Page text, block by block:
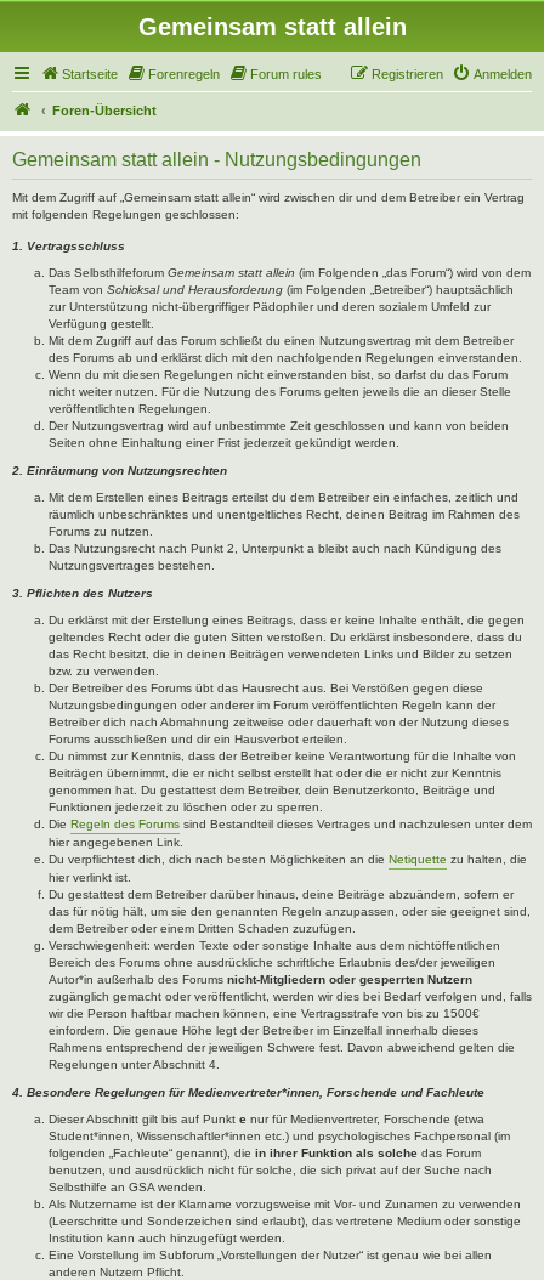
Gemeinsam statt allein
Startseite Forenregeln Forum rules Anmelden
Registrieren
Foren-Übersicht
Gemeinsam statt allein - Nutzungsbedingungen
Mit dem Zugriff auf „Gemeinsam statt allein“ wird zwischen dir und dem Betreiber ein Vertrag
mit folgenden Regelungen geschlossen:
1. Vertragsschluss
Das Selbsthilfeforum Gemeinsam statt allein (im Folgenden „das Forum“) wird von dem
Team von Schicksal und Herausforderung (im Folgenden „Betreiber“) hauptsächlich
zur Unterstützung nicht-übergriffiger Pädophiler und deren sozialem Umfeld zur
Verfügung gestellt.
Mit dem Zugriff auf das Forum schließt du einen Nutzungsvertrag mit dem Betreiber
des Forums ab und erklärst dich mit den nachfolgenden Regelungen einverstanden.
Wenn du mit diesen Regelungen nicht einverstanden bist, so darfst du das Forum
nicht weiter nutzen. Für die Nutzung des Forums gelten jeweils die an dieser Stelle
veröffentlichten Regelungen.
Der Nutzungsvertrag wird auf unbestimmte Zeit geschlossen und kann von beiden
Seiten ohne Einhaltung einer Frist jederzeit gekündigt werden.
2. Einräumung von Nutzungsrechten
Mit dem Erstellen eines Beitrags erteilst du dem Betreiber ein einfaches, zeitlich und
räumlich unbeschränktes und unentgeltliches Recht, deinen Beitrag im Rahmen des
Forums zu nutzen.
Das Nutzungsrecht nach Punkt 2, Unterpunkt a bleibt auch nach Kündigung des
Nutzungsvertrages bestehen.
3. Pflichten des Nutzers
Du erklärst mit der Erstellung eines Beitrags, dass er keine Inhalte enthält, die gegen
geltendes Recht oder die guten Sitten verstoßen. Du erklärst insbesondere, dass du
das Recht besitzt, die in deinen Beiträgen verwendeten Links und Bilder zu setzen
bzw. zu verwenden.
Der Betreiber des Forums übt das Hausrecht aus. Bei Verstößen gegen diese
Nutzungsbedingungen oder anderer im Forum veröffentlichten Regeln kann der
Betreiber dich nach Abmahnung zeitweise oder dauerhaft von der Nutzung dieses
Forums ausschließen und dir ein Hausverbot erteilen.
Du nimmst zur Kenntnis, dass der Betreiber keine Verantwortung für die Inhalte von
Beiträgen übernimmt, die er nicht selbst erstellt hat oder die er nicht zur Kenntnis
genommen hat. Du gestattest dem Betreiber, dein Benutzerkonto, Beiträge und
Funktionen jederzeit zu löschen oder zu sperren.
Die Regeln des Forums sind Bestandteil dieses Vertrages und nachzulesen unter dem
hier angegebenen Link.
Du verpflichtest dich, dich nach besten Möglichkeiten an die Netiquette zu halten, die
hier verlinkt ist.
Du gestattest dem Betreiber darüber hinaus, deine Beiträge abzuändern, sofern er
das für nötig hält, um sie den genannten Regeln anzupassen, oder sie geeignet sind,
dem Betreiber oder einem Dritten Schaden zuzufügen.
Verschwiegenheit: werden Texte oder sonstige Inhalte aus dem nichtöffentlichen
Bereich des Forums ohne ausdrückliche schriftliche Erlaubnis des/der jeweiligen
Autor*in außerhalb des Forums nicht-Mitgliedern oder gesperrten Nutzern
zugänglich gemacht oder veröffentlicht, werden wir dies bei Bedarf verfolgen und, falls
wir die Person haftbar machen können, eine Vertragsstrafe von bis zu 1500€
einfordern. Die genaue Höhe legt der Betreiber im Einzelfall innerhalb dieses
Rahmens entsprechend der jeweiligen Schwere fest. Davon abweichend gelten die
Regelungen unter Abschnitt 4.
4. Besondere Regelungen für Medienvertreter*innen, Forschende und Fachleute
Dieser Abschnitt gilt bis auf Punkt e nur für Medienvertreter, Forschende (etwa
Student*innen, Wissenschaftler*innen etc.) und psychologisches Fachpersonal (im
folgenden „Fachleute“ genannt), die in ihrer Funktion als solche das Forum
benutzen, und ausdrücklich nicht für solche, die sich privat auf der Suche nach
Selbsthilfe an GSA wenden.
Als Nutzername ist der Klarname vorzugsweise mit Vor- und Zunamen zu verwenden
(Leerschritte und Sonderzeichen sind erlaubt), das vertretene Medium oder sonstige
Institution kann auch hinzugefügt werden.
Eine Vorstellung im Subforum „Vorstellungen der Nutzer“ ist genau wie bei allen
anderen Nutzern Pflicht.